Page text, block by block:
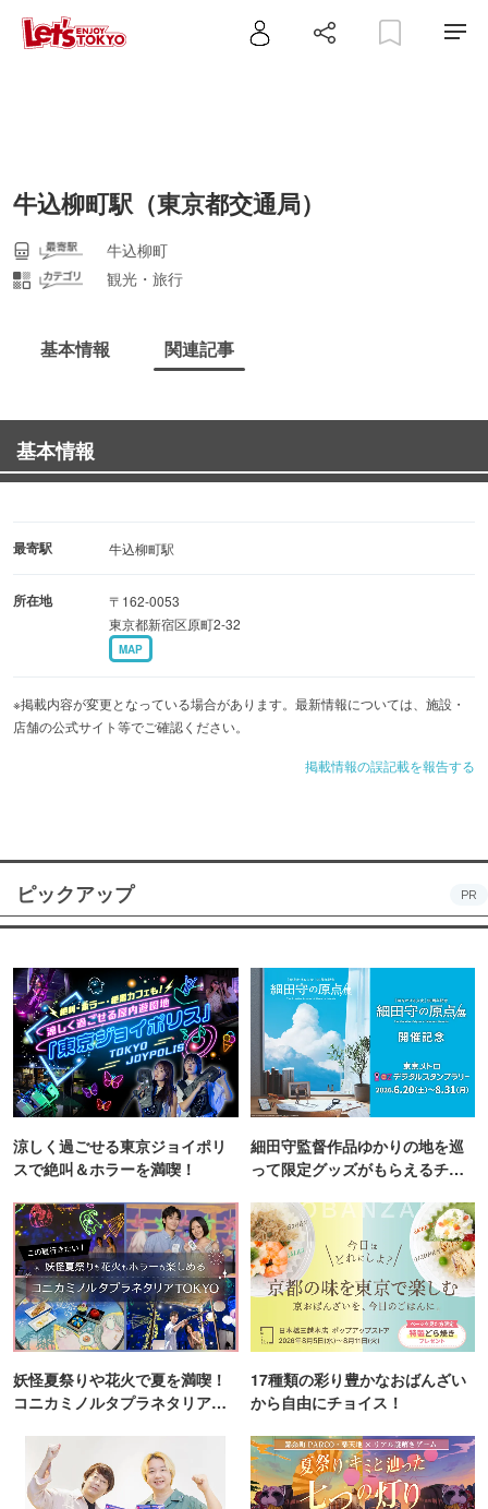
牛込柳町駅（東京都交通局）
牛込柳町
観光・旅行
基本情報 関連記事
基本情報
最寄駅 牛込柳町駅
所在地
〒162-0053
東京都新宿区原町2-32
MAP
※掲載内容が変更となっている場合があります。最新情報については、施設・
店舗の公式サイト等でご確認ください。
掲載情報の誤記載を報告する
ピックアップ PR
涼しく過ごせる東京ジョイポリ
スで絶叫＆ホラーを満喫！
細田守監督作品ゆかりの地を巡
って限定グッズがもらえるチャ
妖怪夏祭りや花火で夏を満喫！
コニカミノルタプラネタリア
17種類の彩り豊かなおばんざい
から自由にチョイス！